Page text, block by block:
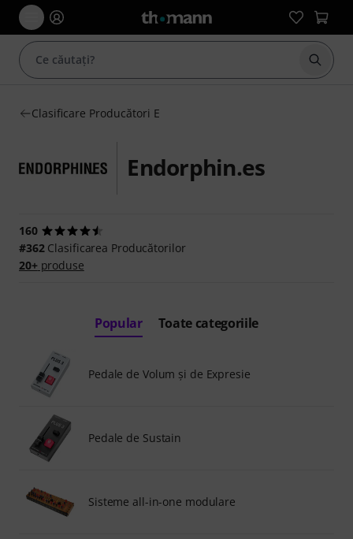
Clasificare Producători E
Endorphin.es
160
#362Clasificarea Producătorilor
20+produse
Popular Toate categoriile
Pedale de Volum şi de Expresie
Pedale de Sustain
Sisteme all-in-one modulare